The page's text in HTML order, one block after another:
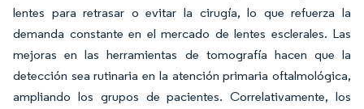
lentes para retrasar o evitar la cirugía, lo que refuerza la
demanda constante en el mercado de lentes esclerales. Las
mejoras en las herramientas de tomografía hacen que la
detección sea rutinaria en la atención primaria oftalmológica,
ampliando los grupos de pacientes. Correlativamente, los